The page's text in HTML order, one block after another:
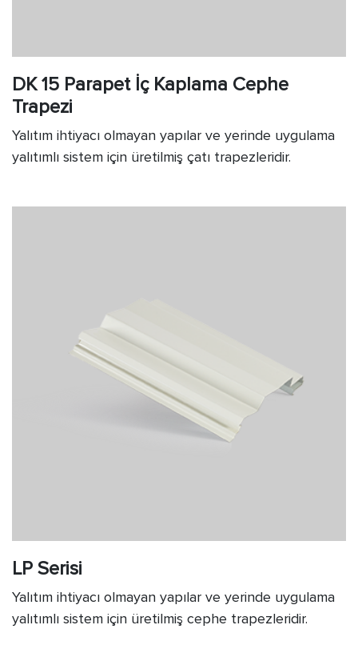
DK 15 Parapet İç Kaplama Cephe
Trapezi
Yalıtım ihtiyacı olmayan yapılar ve yerinde uygulama
yalıtımlı sistem için üretilmiş çatı trapezleridir.
LP Serisi
Yalıtım ihtiyacı olmayan yapılar ve yerinde uygulama
yalıtımlı sistem için üretilmiş cephe trapezleridir.